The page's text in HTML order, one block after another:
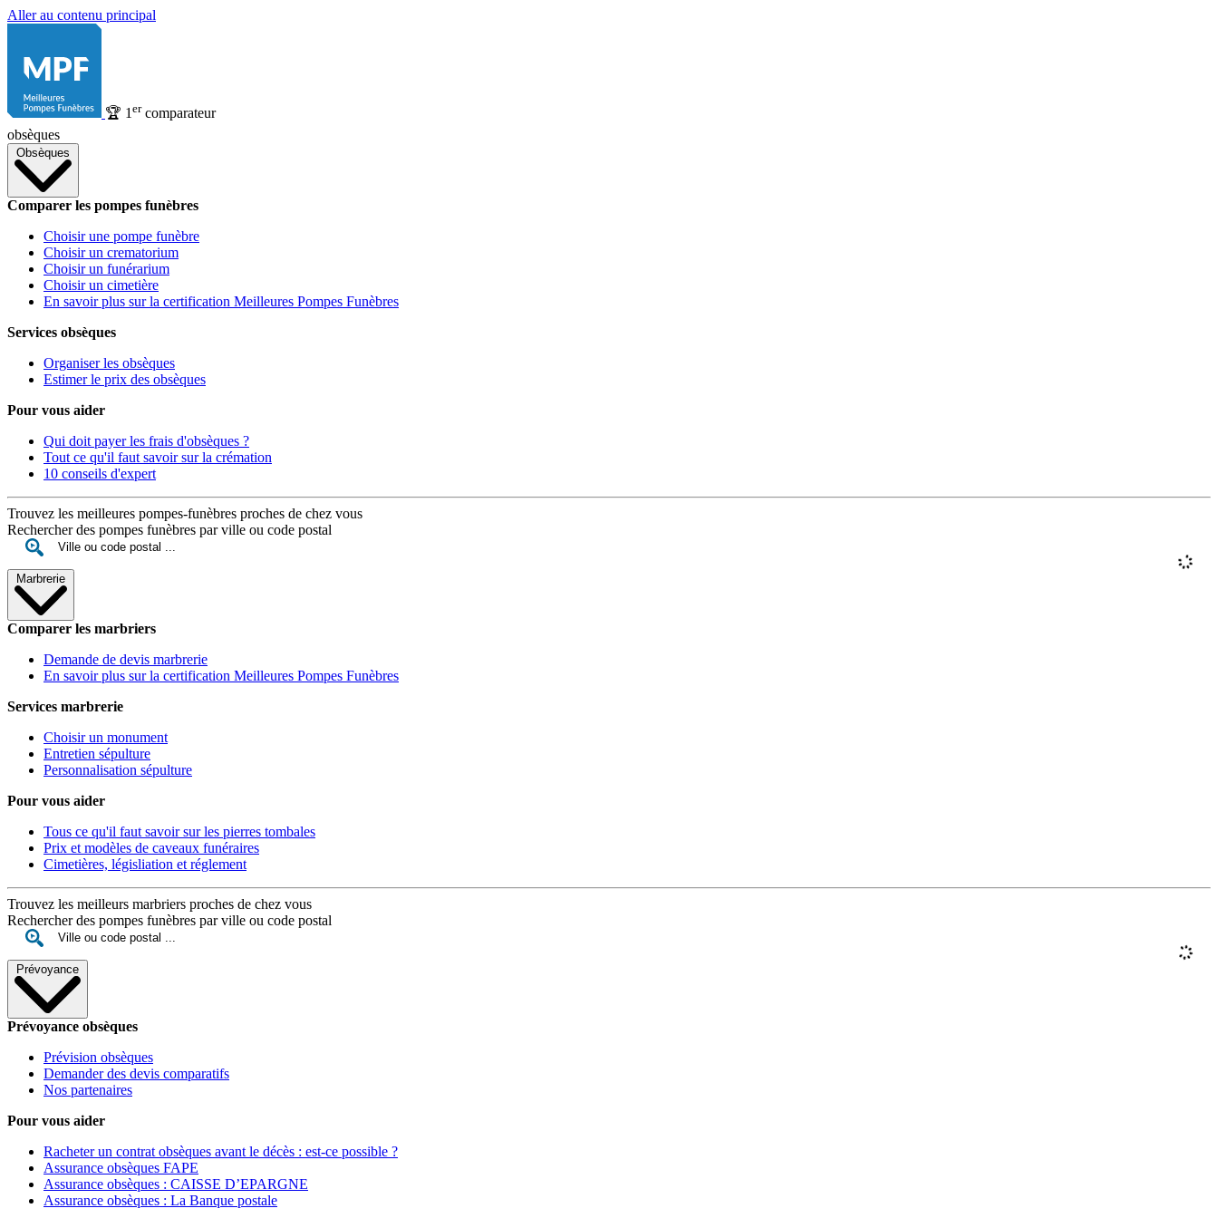
Aller au contenu principal
🏆 1 ercomparateur
obsèques
Obsèques
Comparer les pompes funèbres
Choisir une pompe funèbre
Choisir un crematorium
Choisir un funérarium
Choisir un cimetière
En savoir plus sur la certification Meilleures Pompes Funèbres
Services obsèques
Organiser les obsèques
Estimer le prix des obsèques
Pour vous aider
Qui doit payer les frais d'obsèques ?
Tout ce qu'il faut savoir sur la crémation
10 conseils d'expert
Trouvez les meilleures pompes-funèbres proches de chez vous
Rechercher des pompes funèbres par ville ou code postal
Marbrerie
Comparer les marbriers
Demande de devis marbrerie
En savoir plus sur la certification Meilleures Pompes Funèbres
Services marbrerie
Choisir un monument
Entretien sépulture
Personnalisation sépulture
Pour vous aider
Tous ce qu'il faut savoir sur les pierres tombales
Prix et modèles de caveaux funéraires
Cimetières, législiation et réglement
Trouvez les meilleurs marbriers proches de chez vous
Rechercher des pompes funèbres par ville ou code postal
Prévoyance
Prévoyance obsèques
Prévision obsèques
Demander des devis comparatifs
Nos partenaires
Pour vous aider
Racheter un contrat obsèques avant le décès : est-ce possible ?
Assurance obsèques FAPE
Assurance obsèques : CAISSE D’EPARGNE
Assurance obsèques : La Banque postale